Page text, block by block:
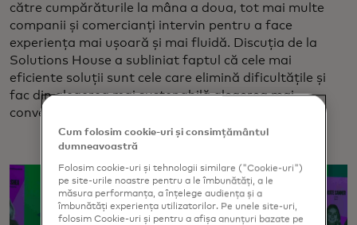
către cumpărăturile la mâna a doua, tot mai multe
companii și comercianți intervin pentru a face
experiența mai ușoară și mai fluidă. Discuția de la
Solutions House a subliniat faptul că cele mai
eficiente soluții sunt cele care elimină dificultățile și
fac din alegerea mai sustenabilă alegerea mai
convenabilă, atractivă și evidentă.
Cum folosim cookie-uri și consimțământul
dumneavoastră
Folosim cookie-uri și tehnologii similare ("Cookie-uri")
pe site-urile noastre pentru a le îmbunătăți, a le
măsura performanța, a înțelege audiența și a
îmbunătăți experiența utilizatorilor. Pe unele site-uri,
folosim Cookie-uri și pentru a afișa anunțuri bazate pe